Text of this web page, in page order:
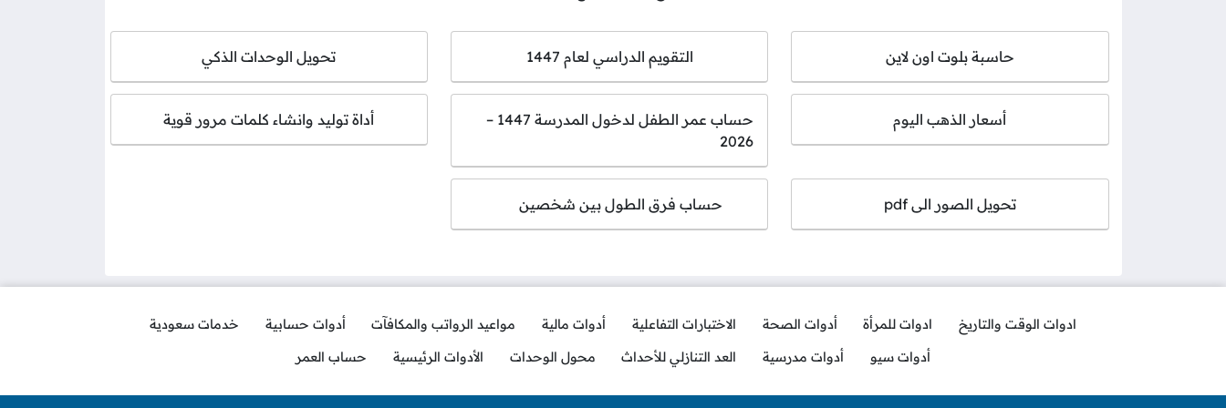
حاسبة بلوت اون لاين التقويم الدراسي لعام 1447 تحويل الوحدات الذكي
أسعار الذهب اليوم
حساب عمر الطفل لدخول المدرسة 1447 –
2026
أداة توليد وانشاء كلمات مرور قوية
تحويل الصور الى pdf حساب فرق الطول بين شخصين
ادوات الوقت والتاريخ ادوات للمرأة أدوات الصحة الاختبارات التفاعلية أدوات مالية مواعيد الرواتب والمكافآت أدوات حسابية
خدمات سعودية
أدوات سيو
أدوات مدرسية العد التنازلي للأحداث محول الوحدات الأدوات الرئيسية حساب العمر